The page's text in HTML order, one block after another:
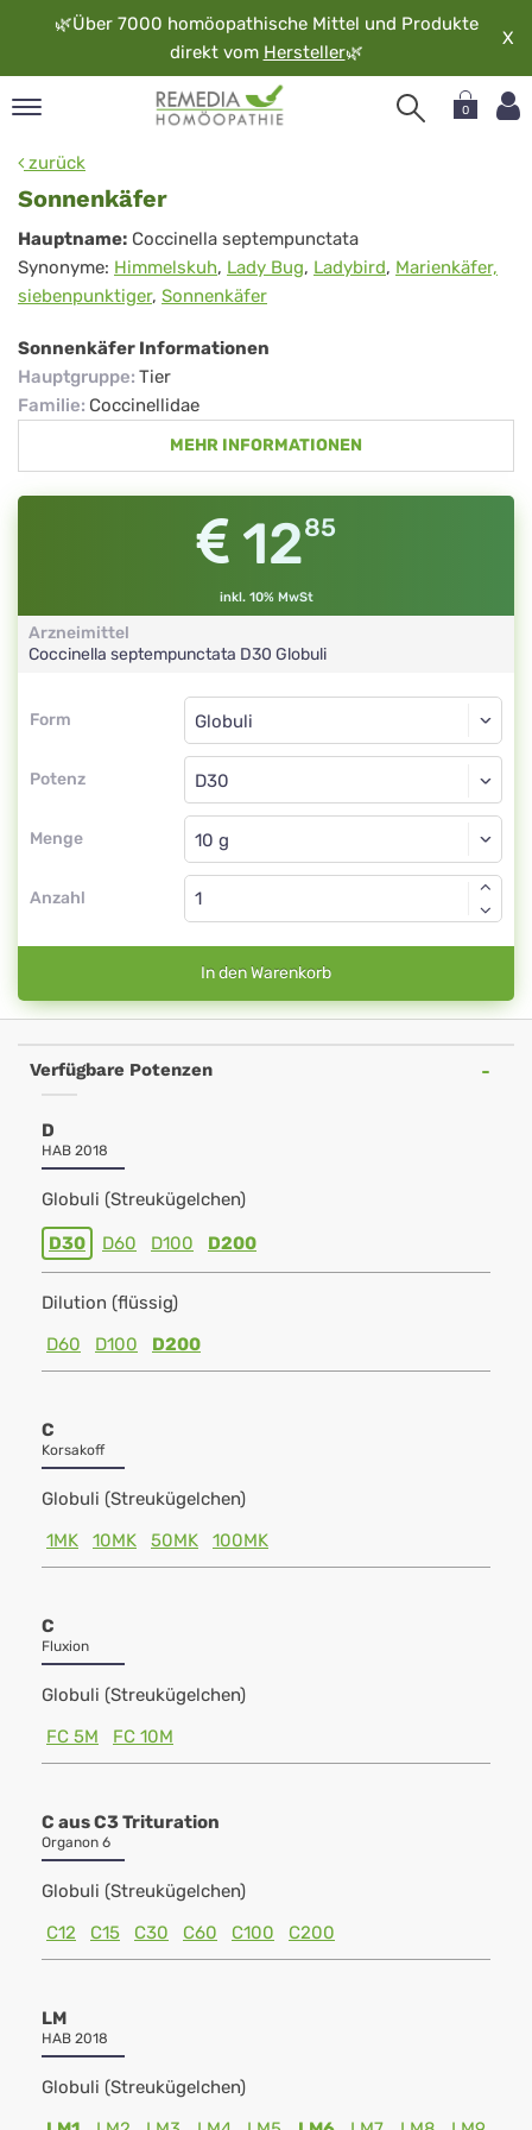
🌿Über 7000 homöopathische Mittel und Produkte
direkt vom Hersteller🌿
X
0
zurück
Sonnenkäfer
Sonnenkäfer
Hauptname: Coccinella septempunctata
Synonyme: Himmelskuh, Lady Bug, Ladybird, Marienkäfer,
siebenpunktiger, Sonnenkäfer
Sonnenkäfer Informationen
Hauptgruppe: Tier
Familie: Coccinellidae
MEHR INFORMATIONEN
1285
inkl. 10% MwSt
Arzneimittel
Coccinella septempunctata D30 Globuli
Form
Form
Potenz
Globuli
D30
Menge
Globuli
Anzahl
In den Warenkorb
Verfügbare Potenzen
D
HAB 2018
Globuli (Streukügelchen)
D30 D60 D100 D200
Dilution (flüssig)
D60
D100 D200
C
Korsakoff
Globuli (Streukügelchen)
1MK
10MK 50MK 100MK
C
Fluxion
Globuli (Streukügelchen)
FC 5M
FC 10M
C aus C3 Trituration
Organon 6
Globuli (Streukügelchen)
C12
C15 C30 C60 C100 C200
LM
HAB 2018
Globuli (Streukügelchen)